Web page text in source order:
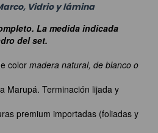
Vidrio y lámina
La medida indicada
del set.
color madera natural, de blanco o
Marupá. Terminación lijada y
premium importadas (foliadas y